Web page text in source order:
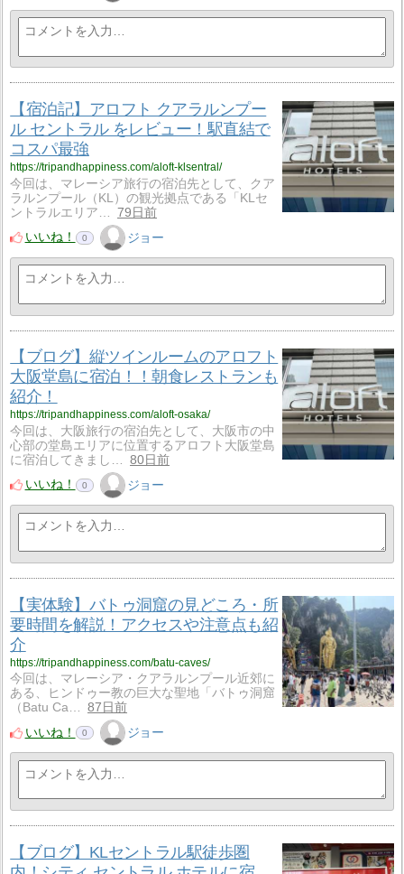
【宿泊記】アロフト クアラルンプー
ル セントラル をレビュー！駅直結で
コスパ最強
https://tripandhappiness.com/aloft-klsentral/
今回は、マレーシア旅行の宿泊先として、クア
ラルンプール（KL）の観光拠点である「KLセ
ントラルエリア…
79日前
いいね！
0 ジョー
【ブログ】縦ツインルームのアロフト
大阪堂島に宿泊！！朝食レストランも
紹介！
https://tripandhappiness.com/aloft-osaka/
今回は、大阪旅行の宿泊先として、大阪市の中
心部の堂島エリアに位置するアロフト大阪堂島
に宿泊してきまし…
80日前
いいね！
0 ジョー
【実体験】バトゥ洞窟の見どころ・所
要時間を解説！アクセスや注意点も紹
介
https://tripandhappiness.com/batu-caves/
今回は、マレーシア・クアラルンプール近郊に
ある、ヒンドゥー教の巨大な聖地「バトゥ洞窟
（Batu Ca…
87日前
いいね！
0 ジョー
【ブログ】KLセントラル駅徒歩圏